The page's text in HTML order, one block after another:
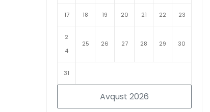
Avqust 2026
17 18 19 20 21 22 23
2
4
25 26 27 28 29 30
31